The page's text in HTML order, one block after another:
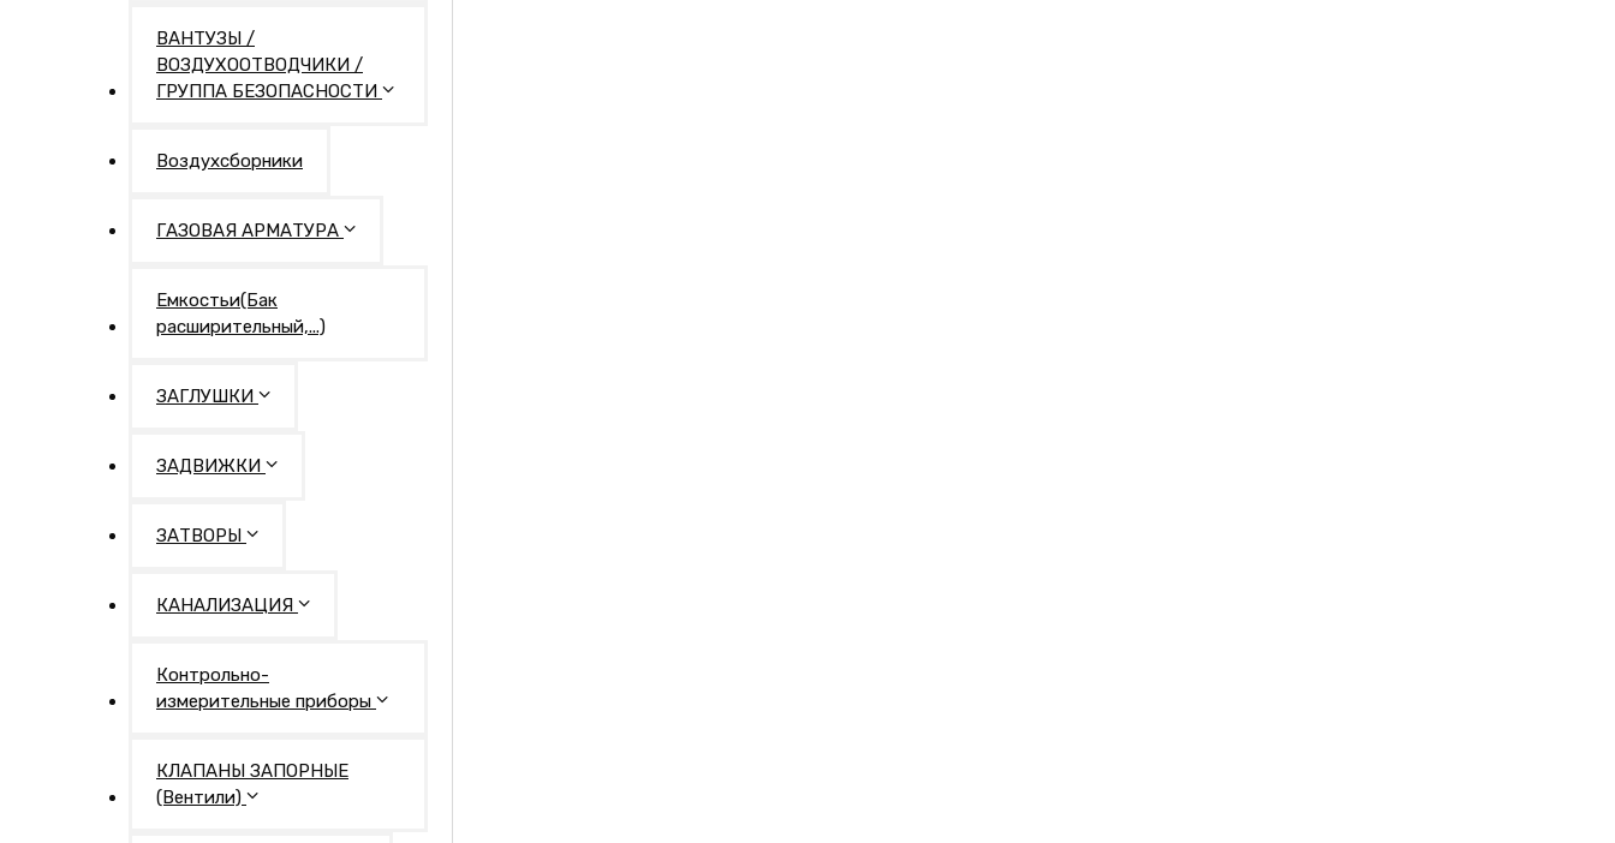
ВАНТУЗЫ /
ВОЗДУХООТВОДЧИКИ /
ГРУППА БЕЗОПАСНОСТИ
Воздухсборники
ГАЗОВАЯ АРМАТУРА
Емкостьи(Бак
расширительный,...)
ЗАГЛУШКИ
ЗАДВИЖКИ
ЗАТВОРЫ
КАНАЛИЗАЦИЯ
Контрольно-
измерительные приборы
КЛАПАНЫ ЗАПОРНЫЕ
(Вентили)